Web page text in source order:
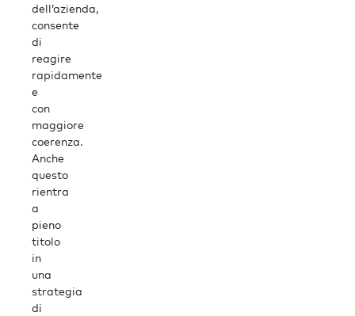
dell’azienda,
consente
di
reagire
rapidamente
e
con
maggiore
coerenza.
Anche
questo
rientra
a
pieno
titolo
in
una
strategia
di